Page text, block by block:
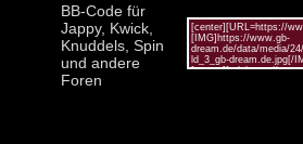
BB-Code für
Jappy, Kwick,
Knuddels, Spin
und andere
Foren